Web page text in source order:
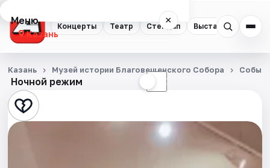
Концерты Театр Стендап Выставки
Меню ×
Казань
Концерты
Театр
Стендап
Ночной режим ☾
Казань Музей истории Благовещенского Собора